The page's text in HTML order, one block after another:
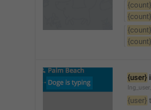
{count}
{count}
{count}
{count}
{user}
{user}